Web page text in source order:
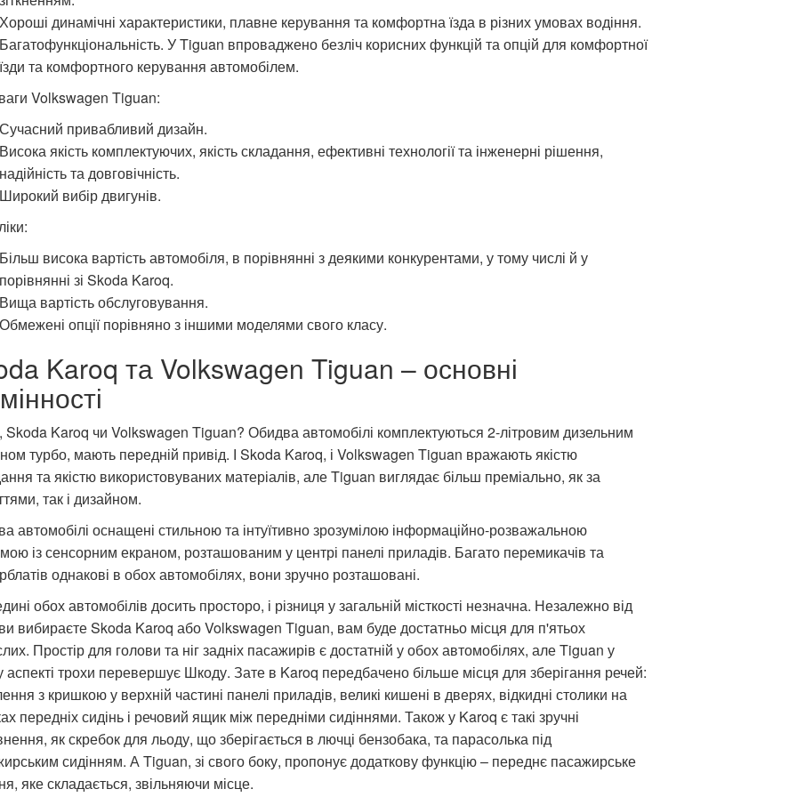
Хороші динамічні характеристики, плавне керування та комфортна їзда в різних умовах водіння.
Багатофункціональність. У Tiguan впроваджено безліч корисних функцій та опцій для комфортної
їзди та комфортного керування автомобілем.
Volkswagen Tiguan:
Сучасний привабливий дизайн.
Висока якість комплектуючих, якість складання, ефективні технології та інженерні рішення,
надійність та довговічність.
Широкий вибір двигунів.
Більш висока вартість автомобіля, в порівнянні з деякими конкурентами, у тому числі й у
порівнянні зі Skoda Karoq.
Вища вартість обслуговування.
Обмежені опції порівняно з іншими моделями свого класу.
Karoq та Volkswagen Tiguan – основні
Karoq чи Volkswagen Tiguan? Обидва автомобілі комплектуються 2-літровим дизельним
турбо, мають передній привід. І Skoda Karoq, і Volkswagen Tiguan вражають якістю
та якістю використовуваних матеріалів, але Tiguan виглядає більш преміально, як за
так і дизайном.
автомобілі оснащені стильною та інтуїтивно зрозумілою інформаційно-розважальною
із сенсорним екраном, розташованим у центрі панелі приладів. Багато перемикачів та
однакові в обох автомобілях, вони зручно розташовані.
обох автомобілів досить просторо, і різниця у загальній місткості незначна. Незалежно від
вибираєте Skoda Karoq або Volkswagen Tiguan, вам буде достатньо місця для п'ятьох
Простір для голови та ніг задніх пасажирів є достатній у обох автомобілях, але Tiguan у
аспекті трохи перевершує Шкоду. Зате в Karoq передбачено більше місця для зберігання речей:
з кришкою у верхній частині панелі приладів, великі кишені в дверях, відкидні столики на
передніх сидінь і речовий ящик між передніми сидіннями. Також у Karoq є такі зручні
як скребок для льоду, що зберігається в лючці бензобака, та парасолька під
сидінням. А Tiguan, зі свого боку, пропонує додаткову функцію – переднє пасажирське
яке складається, звільняючи місце.